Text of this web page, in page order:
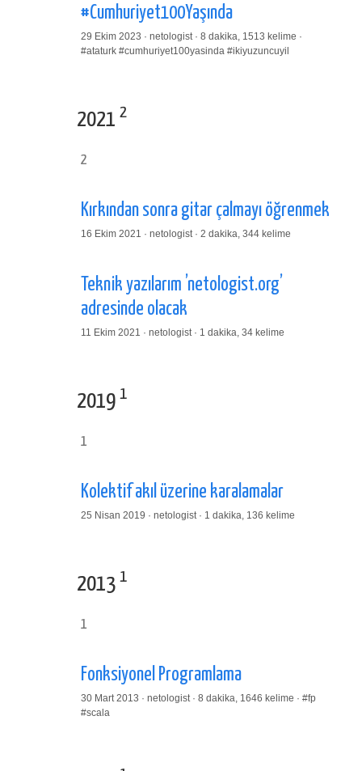
#Cumhuriyet100Yaşında
29 Ekim 2023 · netologist · 8 dakika, 1513 kelime ·
#ataturk #cumhuriyet100yasinda #ikiyuzuncuyil
2021 2
2
Kırkından sonra gitar çalmayı öğrenmek
16 Ekim 2021 · netologist · 2 dakika, 344 kelime
Teknik yazılarım ’netologist.org’
adresinde olacak
11 Ekim 2021 · netologist · 1 dakika, 34 kelime
2019 1
1
Kolektif akıl üzerine karalamalar
25 Nisan 2019 · netologist · 1 dakika, 136 kelime
2013 1
1
Fonksiyonel Programlama
30 Mart 2013 · netologist · 8 dakika, 1646 kelime · #fp
#scala